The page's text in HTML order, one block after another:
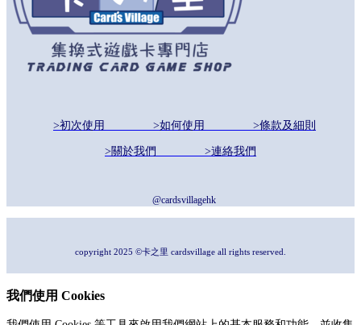
>初次使用 >如何使用 >條款及細則
>關於我們 >連絡我們
@cardsvillagehk
copyright 2025 ©卡之里 cardsvillage all rights reserved.
我們使用 Cookies